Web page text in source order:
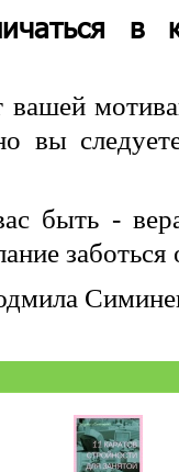
в
вашей
вы
быть -
заботься